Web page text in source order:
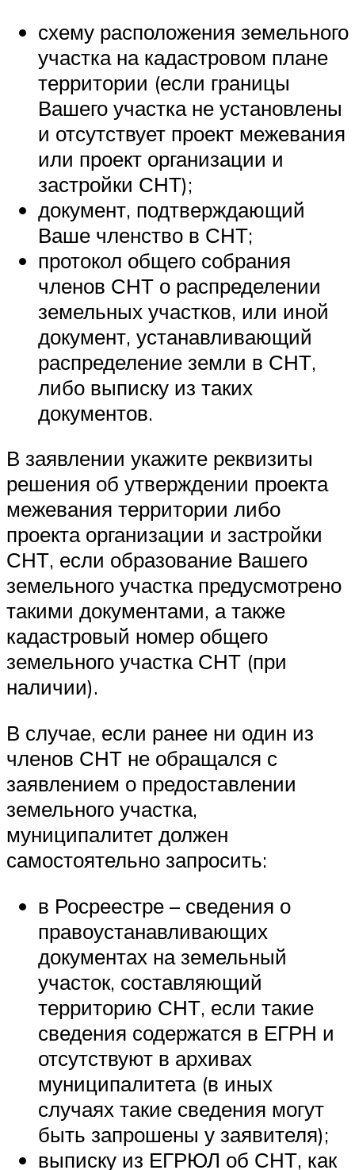
схему расположения земельного
участка на кадастровом плане
территории (если границы
Вашего участка не установлены
и отсутствует проект межевания
или проект организации и
застройки СНТ);
документ, подтверждающий
Ваше членство в СНТ;
протокол общего собрания
членов СНТ о распределении
земельных участков, или иной
документ, устанавливающий
распределение земли в СНТ,
либо выписку из таких
документов.
В заявлении укажите реквизиты
решения об утверждении проекта
межевания территории либо
проекта организации и застройки
СНТ, если образование Вашего
земельного участка предусмотрено
такими документами, а также
кадастровый номер общего
земельного участка СНТ (при
наличии).
В случае, если ранее ни один из
членов СНТ не обращался с
заявлением о предоставлении
земельного участка,
муниципалитет должен
самостоятельно запросить:
в Росреестре – сведения о
правоустанавливающих
документах на земельный
участок, составляющий
территорию СНТ, если такие
сведения содержатся в ЕГРН и
отсутствуют в архивах
муниципалитета (в иных
случаях такие сведения могут
быть запрошены у заявителя);
выписку из ЕГРЮЛ об СНТ, как